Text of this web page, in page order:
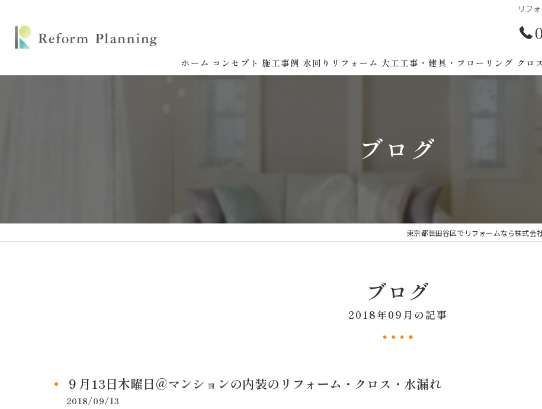
リフ
ホーム コンセプト 施工事例 水回りリフォーム 大工工事・建具・フローリング クロ
ブログ
東京都世田谷区でリフォームなら株式会
ブログ
2018年09月の記事
９月13日木曜日＠マンションの内装のリフォーム・クロス・水漏れ
2018/09/13